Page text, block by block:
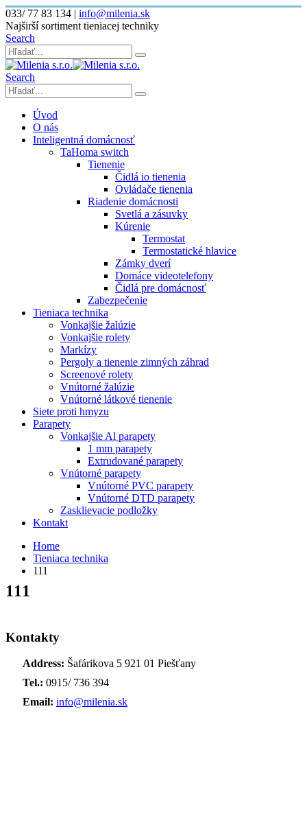
033/ 77 83 134 | info@milenia.sk
Najširší sortiment tieniacej techniky
Search
Search
Úvod
O nás
Inteligentná domácnosť
TaHoma switch
Tienenie
Čidlá io tienenia
Ovládače tienenia
Riadenie domácnosti
Svetlá a zásuvky
Kúrenie
Termostat
Termostatické hlavice
Zámky dverí
Domáce videotelefony
Čidlá pre domácnosť
Zabezpečenie
Tieniaca technika
Vonkajšie žalúzie
Vonkajšie rolety
Markízy
Pergoly a tienenie zimných záhrad
Screenové rolety
Vnútorné žalúzie
Vnútorné látkové tienenie
Siete proti hmyzu
Parapety
Vonkajšie Al parapety
1 mm parapety
Extrudované parapety
Vnútorné parapety
Vnútorné PVC parapety
Vnútorné DTD parapety
Zasklievacie podložky
Kontakt
Home
Tieniaca technika
111
111
Kontakty
Address: Šafárikova 5 921 01 Piešťany
Tel.: 0915/ 736 394
Email: info@milenia.sk